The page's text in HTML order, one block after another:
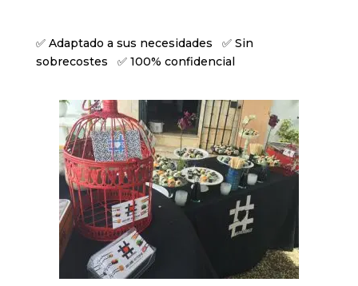
✅ Adaptado a sus necesidades ✅ Sin
sobrecostes ✅ 100% confidencial